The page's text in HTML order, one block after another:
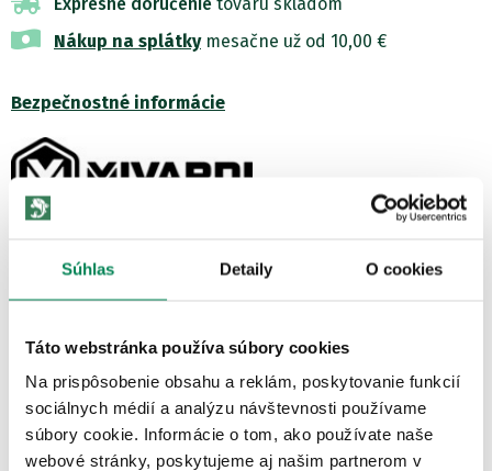
Súhlas Detaily O cookies
Táto webstránka používa súbory cookies
Na prispôsobenie obsahu a reklám, poskytovanie funkcií
sociálnych médií a analýzu návštevnosti používame
súbory cookie. Informácie o tom, ako používate naše
webové stránky, poskytujeme aj našim partnerom v
Nákup na splátkymesačne už od 10,00 €
Bezpečnostné informácie
lov kaprov na ťažko aj pre univerzálne využitie. Veľmi dobre
navrhnutý...
Zobraziť viac
HODNOTENIE